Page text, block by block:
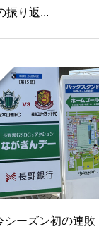
振り返...
シーズン初の連敗